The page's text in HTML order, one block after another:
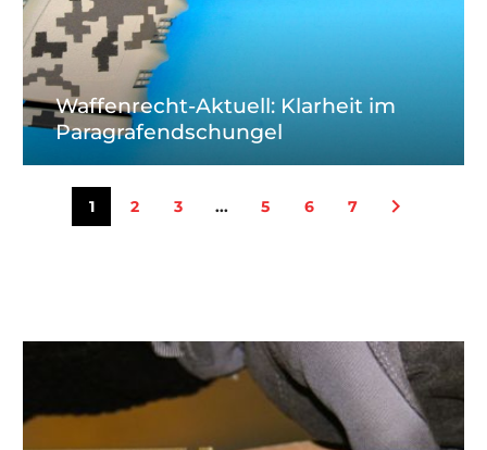
Waffenrecht-Aktuell: Klarheit im
Paragrafendschungel
zur
1 2 3 ... 5 6 7